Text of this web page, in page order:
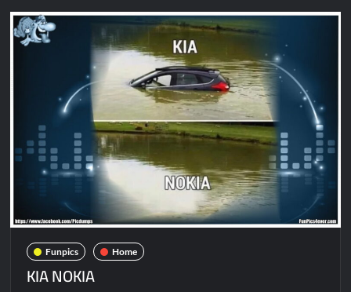
Funpics Home
KIA NOKIA